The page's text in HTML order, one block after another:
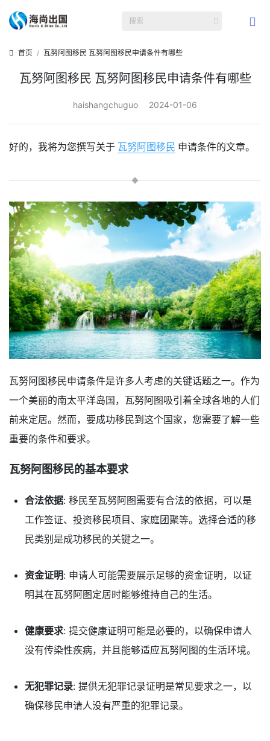
首页 瓦努阿图移民 瓦努阿图移民申请条件有哪些
瓦努阿图移民 瓦努阿图移民申请条件有哪些
haishangchuguo 2024-01-06
好的，我将为您撰写关于 瓦努阿图移民 申请条件的文章。
瓦努阿图移民申请条件是许多人考虑的关键话题之一。作为
一个美丽的南太平洋岛国，瓦努阿图吸引着全球各地的人们
前来定居。然而，要成功移民到这个国家，您需要了解一些
重要的条件和要求。
瓦努阿图移民的基本要求
合法依据: 移民至瓦努阿图需要有合法的依据，可以是
工作签证、投资移民项目、家庭团聚等。选择合适的移
民类别是成功移民的关键之一。
资金证明: 申请人可能需要展示足够的资金证明，以证
明其在瓦努阿图定居时能够维持自己的生活。
健康要求: 提交健康证明可能是必要的，以确保申请人
没有传染性疾病，并且能够适应瓦努阿图的生活环境。
无犯罪记录: 提供无犯罪记录证明是常见要求之一，以
确保移民申请人没有严重的犯罪记录。